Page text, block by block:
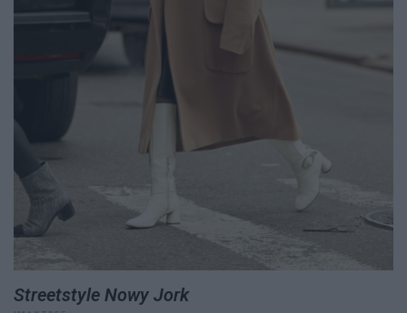
Streetstyle Nowy Jork